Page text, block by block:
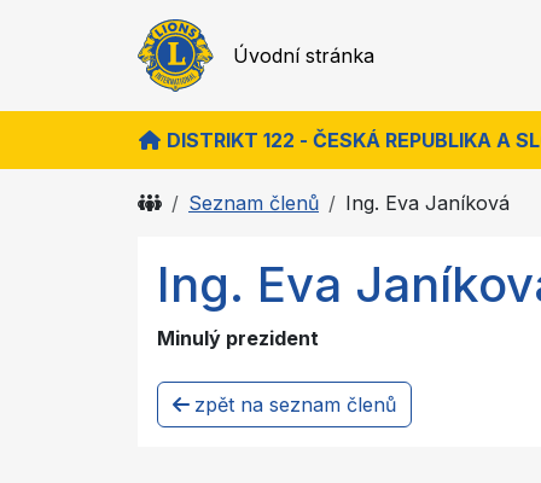
Úvodní stránka
DISTRIKT 122 - ČESKÁ REPUBLIKA A
Seznam členů Ing. Eva Janíková
Ing. Eva
Minulý prezident
zpět na seznam členů